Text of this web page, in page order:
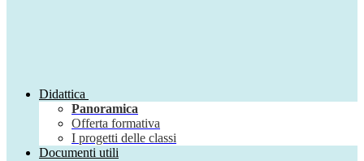
Didattica
Panoramica
Offerta formativa
I progetti delle classi
Documenti utili